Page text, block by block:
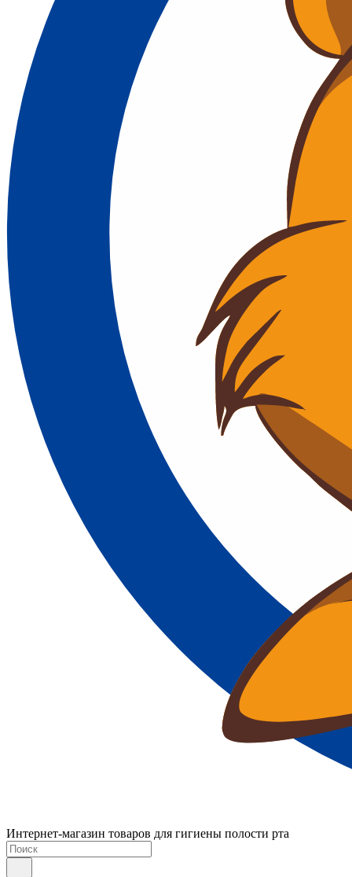
Интернет-магазин товаров для гигиены полости рта